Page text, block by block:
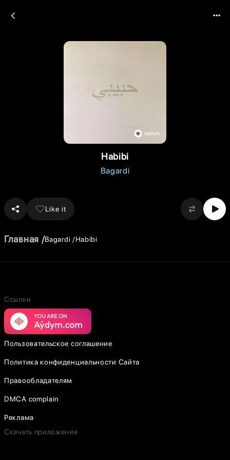
Habibi
Bagardi
Like it
Главная Bagardi Habibi
Ссылки
Пользовательское соглашение
Политика конфиденциальности Сайта
Правообладателям
DMCA complain
Реклама
Скачать приложение